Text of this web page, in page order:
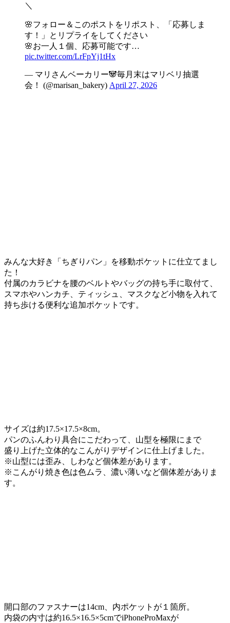
＼
🌸フォロー＆このポストをリポスト、「応募しま
す！」とリプライをしてください
🌸お一人１個、応募可能です…
pic.twitter.com/LrFpYj1tHx
— マリさんベーカリー🐼毎月末はマリベリ抽選
会！ (@marisan_bakery) April 27, 2026
みんな大好き「ちぎりパン」を移動ポケットに仕立てまし
た！
付属のカラビナを腰のベルトやバッグの持ち手に取付て、
スマホやハンカチ、ティッシュ、マスクなど小物を入れて
持ち歩ける便利な追加ポケットです。
サイズは約17.5×17.5×8cm。
パンのふんわり具合にこだわって、山型を極限にまで
盛り上げた立体的なこんがりデザインに仕上げました。
※山型には歪み、しわなど個体差があります。
※こんがり焼き色は色ムラ、濃い薄いなど個体差がありま
す。
開口部のファスナーは14cm、内ポケットが１箇所。
内袋の内寸は約16.5×16.5×5cmでiPhoneProMaxが